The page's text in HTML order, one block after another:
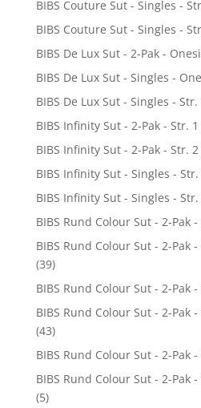
BIBS Couture Sut - Singles -
BIBS Couture Sut - Singles -
BIBS De Lux Sut - 2-Pak -
BIBS De Lux Sut - Singles -
BIBS De Lux Sut - Singles -
BIBS Infinity Sut - 2-Pak - Str. 1
BIBS Infinity Sut - 2-Pak - Str. 2
BIBS Infinity Sut - Singles - Str.
BIBS Infinity Sut - Singles - Str.
BIBS Rund Colour Sut - 2-Pak -
BIBS Rund Colour Sut - 2-Pak
(39)
BIBS Rund Colour Sut - 2-Pak -
BIBS Rund Colour Sut - 2-Pak
(43)
BIBS Rund Colour Sut - 2-Pak -
BIBS Rund Colour Sut - 2-Pak
(5)